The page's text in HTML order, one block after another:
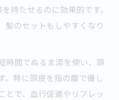
持たせるのに効果的です。
髪のセットもしやすくなり
時間でぬるま湯を使い、頭
。特に頭皮を指の腹で優し
とで、血行促進やリフレッ